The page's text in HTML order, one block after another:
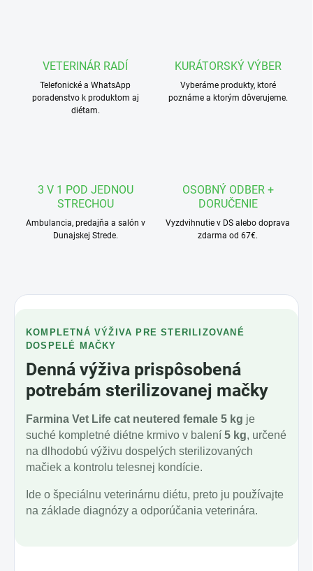
VETERINÁR RADÍ
Telefonické a WhatsApp
poradenstvo k produktom aj
diétam.
KURÁTORSKÝ VÝBER
Vyberáme produkty, ktoré
poznáme a ktorým dôverujeme.
3 V 1 POD JEDNOU
STRECHOU
Ambulancia, predajňa a salón v
Dunajskej Strede.
OSOBNÝ ODBER +
DORUČENIE
Vyzdvihnutie v DS alebo doprava
zdarma od 67€.
KOMPLETNÁ VÝŽIVA PRE STERILIZOVANÉ
DOSPELÉ MAČKY
Denná výživa prispôsobená
potrebám sterilizovanej mačky
Farmina Vet Life cat neutered female 5 kg je
suché kompletné diétne krmivo v balení 5 kg, určené
na dlhodobú výživu dospelých sterilizovaných
mačiek a kontrolu telesnej kondície.
Ide o špeciálnu veterinárnu diétu, preto ju používajte
na základe diagnózy a odporúčania veterinára.